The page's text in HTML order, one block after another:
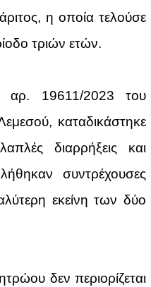
η οποία τελούσε
τριών ετών.
αρ. 19611/2023 του
καταδικάστηκε
διαρρήξεις και
συντρέχουσες
εκείνη των δύο
δεν περιορίζεται